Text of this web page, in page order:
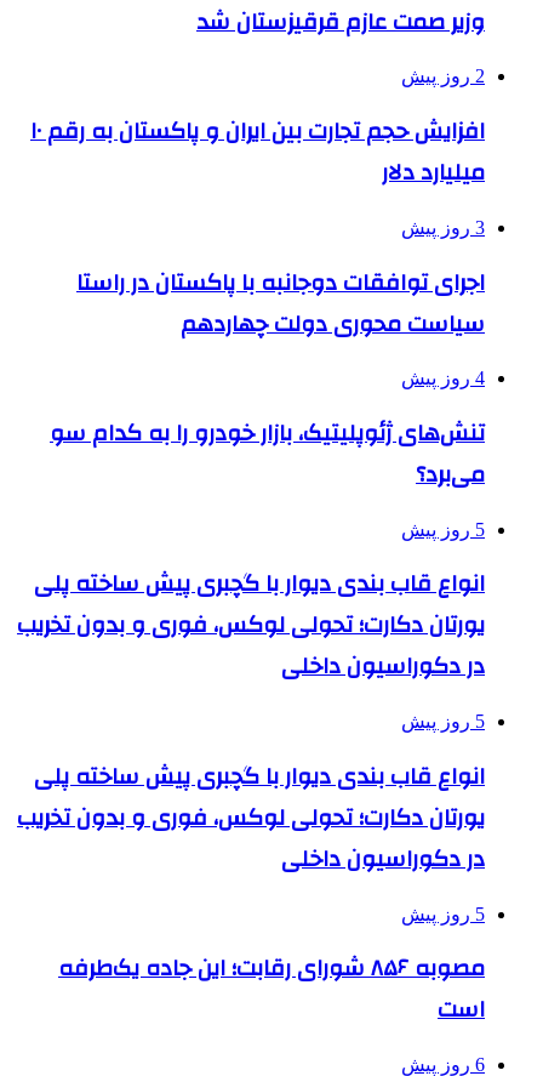
وزیر صمت عازم قرقیزستان شد
2 روز پیش
افزایش حجم تجارت بین ایران و پاکستان به رقم ۱۰
میلیارد دلار
3 روز پیش
اجرای توافقات دوجانبه با پاکستان در راستا
سیاست محوری دولت چهاردهم
4 روز پیش
تنش‌های ژئوپلیتیک، بازار خودرو را به کدام سو
می‌برد؟
5 روز پیش
انواع قاب بندی دیوار با گچبری پیش ساخته پلی
یورتان دکارت؛ تحولی لوکس، فوری و بدون تخریب
در دکوراسیون داخلی
5 روز پیش
انواع قاب بندی دیوار با گچبری پیش ساخته پلی
یورتان دکارت؛ تحولی لوکس، فوری و بدون تخریب
در دکوراسیون داخلی
5 روز پیش
مصوبه ۸۵۶ شورای رقابت؛ این جاده یک‌طرفه
است
6 روز پیش